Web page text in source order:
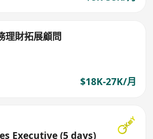
理財拓展顧問
$18K-27K/月
Executive (5 days)